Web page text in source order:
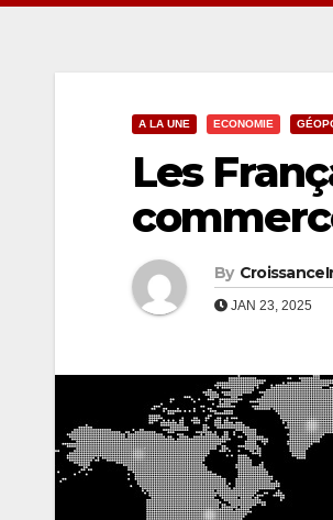
A LA UNE ECONOMIE
Les
By
JAN 23, 2025